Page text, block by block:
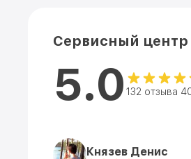
Сервисный центр
5.0 132 отзыва
Князев Денис